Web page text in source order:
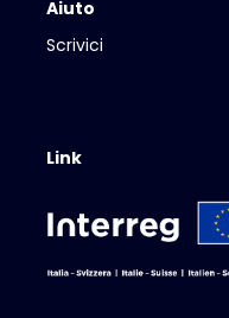
Aiuto
Scrivici
Link